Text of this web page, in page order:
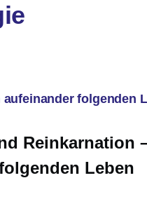
folgenden
Reinkarnation
Leben